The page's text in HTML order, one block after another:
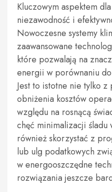
Kluczowym aspektem
niezawodność i
Nowoczesne systemy
zaawansowane
które pozwalają na
energii w porównaniu
Jest to istotne nie tylko z
obniżenia kosztów
względu na rosnącą
chęć minimalizacji śladu
również skorzystać z
lub ulg podatkowych
w energooszczędne
rozwiązania jeszcze